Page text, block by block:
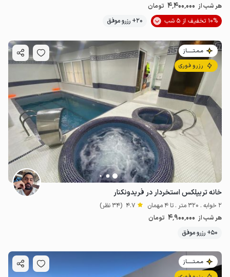
هر شب از 4٬400٬000 تومان
10% تخفیف از 5 شب
20+ رزرو موفق
مـمـتــــــاز
رزرو فوری
خانه تریپلکس استخردار در فریدونکنار
2 خوابه . 320 متر . تا 4 مهمان 4.7 (34 نظر)
هر شب از 4٬900٬000 تومان
50+ رزرو موفق
مـمـتــــــاز